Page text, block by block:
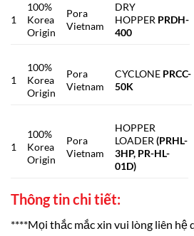
1
100%
Korea
Origin
Pora
Vietnam
DRY
HOPPER PRDH-
400
1
100%
Korea
Origin
Pora
Vietnam
CYCLONE PRCC-
50K
1
100%
Korea
Origin
Pora
Vietnam
HOPPER
LOADER(PRHL-
3HP, PR-HL-
01D)
Thông tin chi tiết:
****Mọi thắc mắc xin vui lòng liên hệ